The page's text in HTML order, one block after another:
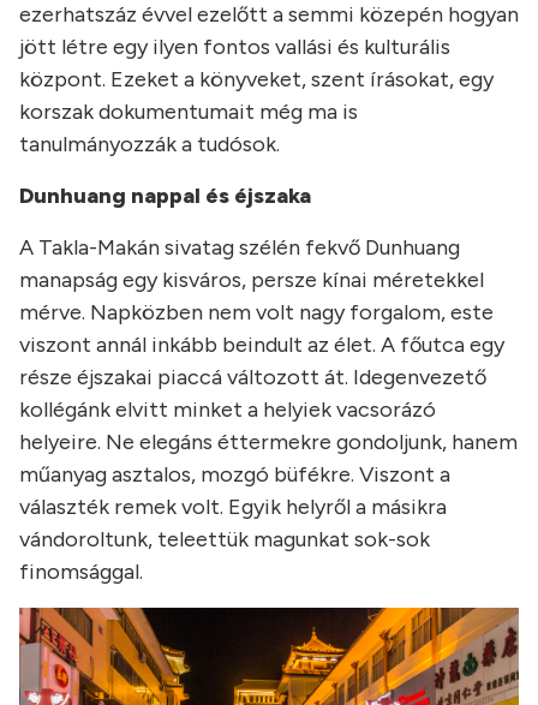
ezerhatszáz évvel ezelőtt a semmi közepén hogyan
jött létre egy ilyen fontos vallási és kulturális
központ. Ezeket a könyveket, szent írásokat, egy
korszak dokumentumait még ma is
tanulmányozzák a tudósok.
Dunhuang nappal és éjszaka
A Takla-Makán sivatag szélén fekvő Dunhuang
manapság egy kisváros, persze kínai méretekkel
mérve. Napközben nem volt nagy forgalom, este
viszont annál inkább beindult az élet. A főutca egy
része éjszakai piaccá változott át. Idegenvezető
kollégánk elvitt minket a helyiek vacsorázó
helyeire. Ne elegáns éttermekre gondoljunk, hanem
műanyag asztalos, mozgó büfékre. Viszont a
választék remek volt. Egyik helyről a másikra
vándoroltunk, teleettük magunkat sok-sok
finomsággal.